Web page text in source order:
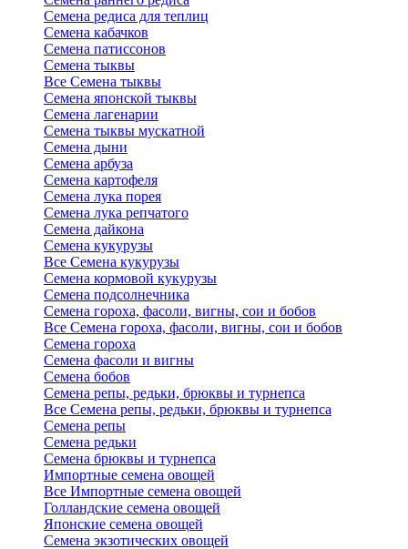
Семена редиса для теплиц
Семена кабачков
Семена патиссонов
Семена тыквы
Все Семена тыквы
Семена японской тыквы
Семена лагенарии
Семена тыквы мускатной
Семена дыни
Семена арбуза
Семена картофеля
Семена лука порея
Семена лука репчатого
Семена дайкона
Семена кукурузы
Все Семена кукурузы
Семена кормовой кукурузы
Семена подсолнечника
Семена гороха, фасоли, вигны, сои и бобов
Все Семена гороха, фасоли, вигны, сои и бобов
Семена гороха
Семена фасоли и вигны
Семена бобов
Семена репы, редьки, брюквы и турнепса
Все Семена репы, редьки, брюквы и турнепса
Семена репы
Семена редьки
Семена брюквы и турнепса
Импортные семена овощей
Все Импортные семена овощей
Голландские семена овощей
Японские семена овощей
Семена экзотических овощей